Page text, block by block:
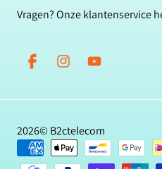
Vragen? Onze klantenservice
FacebookInstagramYouTube
Betaalmethoden
2026© B2ctelecom